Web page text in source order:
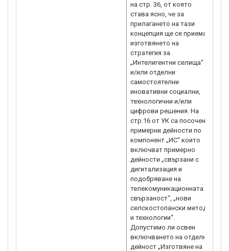
на стр. 36, от която
става ясно, че за
прилагането на тази
концепция ще се приема
изготвянето на
стратегия за
„Интелигентни селища“
и/или отделни
самостоятелни
иновативни социални,
технологични и/или
цифрови решения. На
стр.16 от УК са посочени
примерни дейности по
компонент „ИС“ които
включват примерно
дейности „свързани с
дигитализация и
подобряване на
телекомуникационната
свързаност“, „нови
селскостопански методи
и технологии“.
Допустимо ли освен
включването на отделна
дейност „Изготвяне на